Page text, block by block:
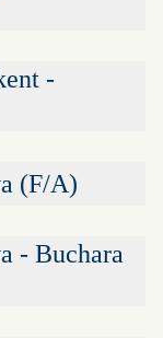
-
(F/A)
- Buchara